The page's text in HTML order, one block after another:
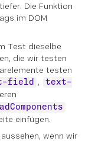
Die Funktion
im DOM
Test dieselbe
die wir testen
testen
field ,
text-
einfügen.
wenn wir